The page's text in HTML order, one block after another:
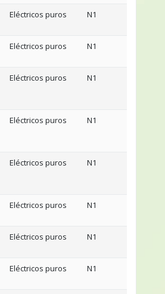
Eléctricos puros N1
Eléctricos puros N1
Eléctricos puros N1
Eléctricos puros N1
Eléctricos puros N1
Eléctricos puros N1
Eléctricos puros N1
Eléctricos puros N1